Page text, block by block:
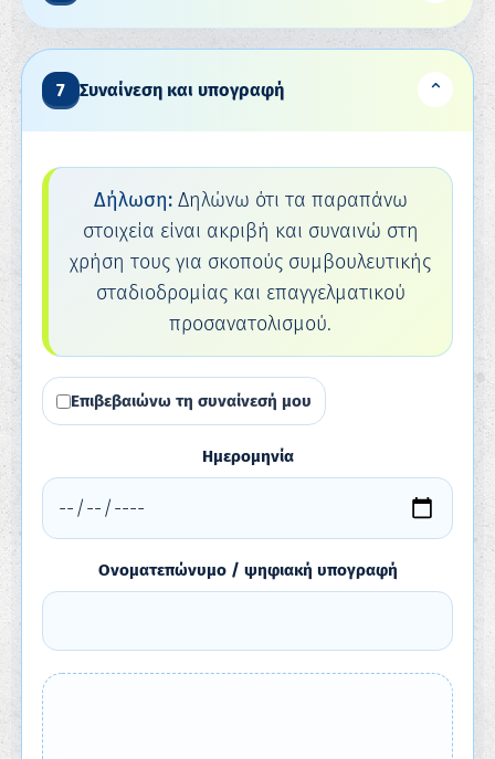
7 Συναίνεση και υπογραφή ⌄
Δήλωση:Δηλώνω ότι τα παραπάνω
στοιχεία είναι ακριβή και συναινώ στη
χρήση τους για σκοπούς συμβουλευτικής
σταδιοδρομίας και επαγγελματικού
προσανατολισμού.
Επιβεβαιώνω τη συναίνεσή μου
Ημερομηνία
Ονοματεπώνυμο / ψηφιακή υπογραφή